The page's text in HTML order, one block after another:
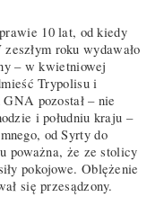
10 lat, od kiedy
roku wydawało
– w kwietniowej
Trypolisu i
pozostał – nie
i południu kraju –
od Syrty do
poważna, że ze stolicy
pokojowe. Oblężenie
się przesądzony.